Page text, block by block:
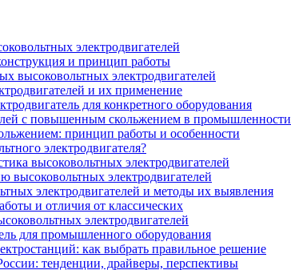
электродвигателей
и принцип работы
высоковольтных электродвигателей
и их применение
для конкретного оборудования
с повышенным скольжением в промышленности
принцип работы и особенности
электродвигателя?
высоковольтных электродвигателей
электродвигателей
электродвигателей и методы их выявления
и отличия от классических
электродвигателей
для промышленного оборудования
как выбрать правильное решение
тенденции, драйверы, перспективы